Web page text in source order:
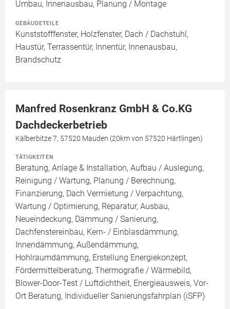
Umbau, Innenausbau, Planung / Montage
GEBÄUDETEILE
Kunststofffenster, Holzfenster, Dach / Dachstuhl,
Haustür, Terrassentür, Innentür, Innenausbau,
Brandschutz
Manfred Rosenkranz GmbH & Co.KG
Dachdeckerbetrieb
Kälberbitze 7, 57520 Mauden (20km von 57520 Härtlingen)
TÄTIGKEITEN
Beratung, Anlage & Installation, Aufbau / Auslegung,
Reinigung / Wartung, Planung / Berechnung,
Finanzierung, Dach Vermietung / Verpachtung,
Wartung / Optimierung, Reparatur, Ausbau,
Neueindeckung, Dämmung / Sanierung,
Dachfenstereinbau, Kern- / Einblasdämmung,
Innendämmung, Außendämmung,
Hohlraumdämmung, Erstellung Energiekonzept,
Fördermittelberatung, Thermografie / Wärmebild,
Blower-Door-Test / Luftdichtheit, Energieausweis, Vor-
Ort Beratung, Individueller Sanierungsfahrplan (iSFP)